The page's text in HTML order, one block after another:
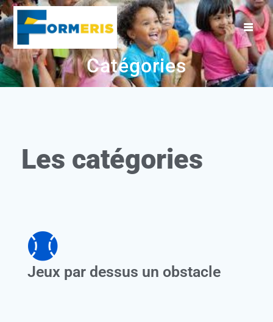
Catégories
Les catégories
Jeux par dessus un obstacle